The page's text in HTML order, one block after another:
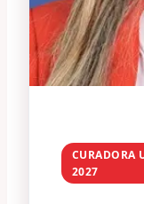
CURADORA
2027